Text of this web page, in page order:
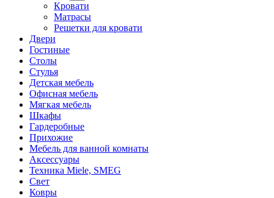
Кровати
Матрасы
Решетки для кровати
Двери
Гостиные
Столы
Стулья
Детская мебель
Офисная мебель
Мягкая мебель
Шкафы
Гардеробные
Прихожие
Мебель для ванной комнаты
Аксессуары
Техника Miele, SMEG
Свет
Ковры